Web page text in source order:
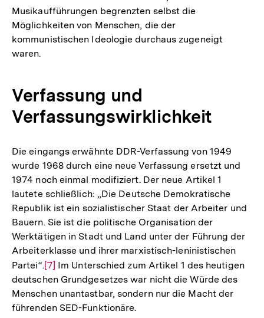
Musikaufführungen begrenzten selbst die
Möglichkeiten von Menschen, die der
kommunistischen Ideologie durchaus zugeneigt
waren.
Verfassung und
Verfassungswirklichkeit
Die eingangs erwähnte DDR-Verfassung von 1949
wurde 1968 durch eine neue Verfassung ersetzt und
1974 noch einmal modifiziert. Der neue Artikel 1
lautete schließlich: „Die Deutsche Demokratische
Republik ist ein sozialistischer Staat der Arbeiter und
Bauern. Sie ist die politische Organisation der
Werktätigen in Stadt und Land unter der Führung der
Arbeiterklasse und ihrer marxistisch-leninistischen
Partei“.Zur
Auflösung
der
Fußnote
[7] Im Unterschied zum Artikel 1 des heutigen
deutschen Grundgesetzes war nicht die Würde des
Menschen unantastbar, sondern nur die Macht der
führenden SED-Funktionäre.